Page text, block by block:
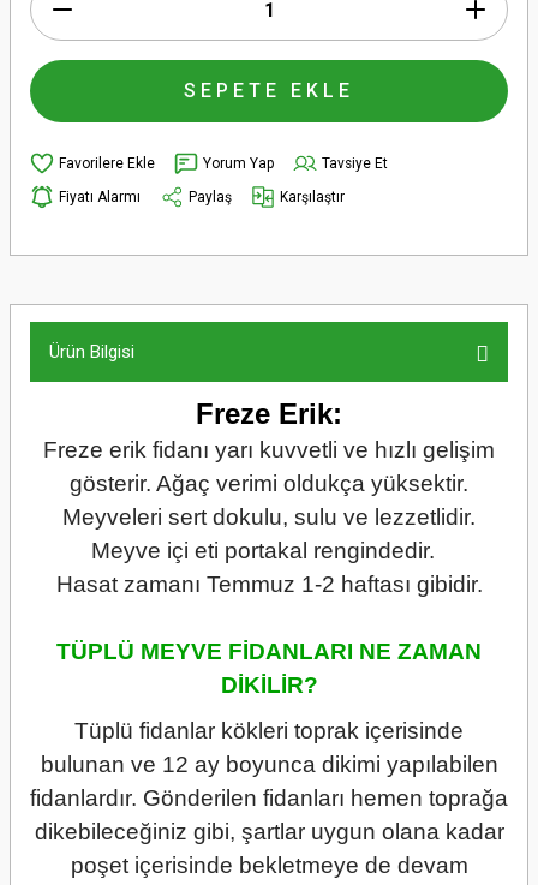
SEPETE EKLE
Yorum Yap
Tavsiye Et
Fiyatı Alarmı
Paylaş Karşılaştır
Ürün Bilgisi
Freze Erik:
Freze erik fidanı yarı kuvvetli ve hızlı gelişim
gösterir. Ağaç verimi oldukça yüksektir.
Meyveleri sert dokulu, sulu ve lezzetlidir.
Meyve içi eti portakal rengindedir.
Hasat zamanı Temmuz 1-2 haftası gibidir.
TÜPLÜ MEYVE FİDANLARI NE ZAMAN
DİKİLİR?
Tüplü fidanlar kökleri toprak içerisinde
bulunan ve 12 ay boyunca dikimi yapılabilen
fidanlardır. Gönderilen fidanları hemen toprağa
dikebileceğiniz gibi, şartlar uygun olana kadar
poşet içerisinde bekletmeye de devam